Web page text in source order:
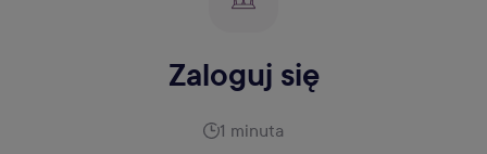
Zaloguj się
1 minuta